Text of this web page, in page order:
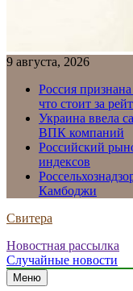
9 августа, 2026
Россия
что стоит за
Украина ввела
ВПК компаний
Российский
индексов
Камбоджи
Свитера
Новостная рассылка
Случайные новости
Меню